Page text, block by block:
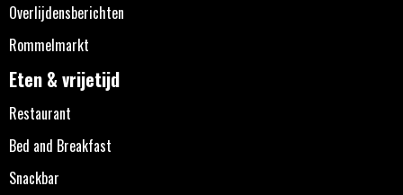
Overlijdensberichten
Rommelmarkt
Eten & vrijetijd
Restaurant
Bed and Breakfast
Snackbar